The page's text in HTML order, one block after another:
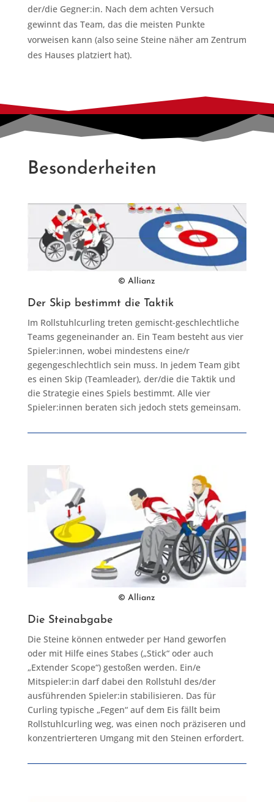
der/die Gegner:in. Nach dem achten Versuch
gewinnt das Team, das die meisten Punkte
vorweisen kann (also seine Steine näher am Zentrum
des Hauses platziert hat).
Besonderheiten
© Allianz
Der Skip bestimmt die Taktik
Im Rollstuhlcurling treten gemischt-geschlechtliche
Teams gegeneinander an. Ein Team besteht aus vier
Spieler:innen, wobei mindestens eine/r
gegengeschlechtlich sein muss. In jedem Team gibt
es einen Skip (Teamleader), der/die die Taktik und
die Strategie eines Spiels bestimmt. Alle vier
Spieler:innen beraten sich jedoch stets gemeinsam.
© Allianz
Die Steinabgabe
Die Steine können entweder per Hand geworfen
oder mit Hilfe eines Stabes („Stick“ oder auch
„Extender Scope“) gestoßen werden. Ein/e
Mitspieler:in darf dabei den Rollstuhl des/der
ausführenden Spieler:in stabilisieren. Das für
Curling typische „Fegen“ auf dem Eis fällt beim
Rollstuhlcurling weg, was einen noch präziseren und
konzentrierteren Umgang mit den Steinen erfordert.